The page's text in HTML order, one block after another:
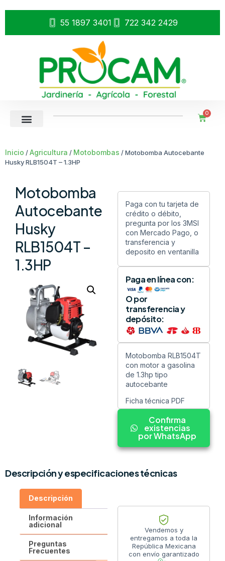
55 1897 3401 722 342 2429
0
Inicio /Agricultura / Motobombas / Motobomba Autocebante
Husky RLB1504T – 1.3HP
Motobomba
Autocebante
Husky
RLB1504T –
1.3HP
Paga con tu tarjeta de
crédito o débito,
pregunta por los 3MSI
con Mercado Pago, o
transferencia y
deposito en ventanilla
Paga en línea con:
O por
transferencia y
depósito:
Motobomba RLB1504T
con motor a gasolina
de 1.3hp tipo
autocebante
Ficha técnica PDF
Confirma
existencias
por WhatsApp
Descripción y especificaciones técnicas
Descripción
Información
adicional
Preguntas
Frecuentes
Vendemos y
entregamos a toda la
República Mexicana
con envío garantizado